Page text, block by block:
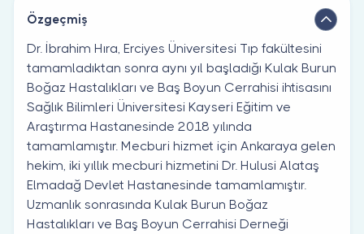
Özgeçmiş
Dr. İbrahim Hıra, Erciyes Üniversitesi Tıp fakültesini
tamamladıktan sonra aynı yıl başladığı Kulak Burun
Boğaz Hastalıkları ve Baş Boyun Cerrahisi ihtisasını
Sağlık Bilimleri Üniversitesi Kayseri Eğitim ve
Araştırma Hastanesinde 2018 yılında
tamamlamıştır. Mecburi hizmet için Ankaraya gelen
hekim, iki yıllık mecburi hizmetini Dr. Hulusi Alataş
Elmadağ Devlet Hastanesinde tamamlamıştır.
Uzmanlık sonrasında Kulak Burun Boğaz
Hastalıkları ve Baş Boyun Cerrahisi Derneği